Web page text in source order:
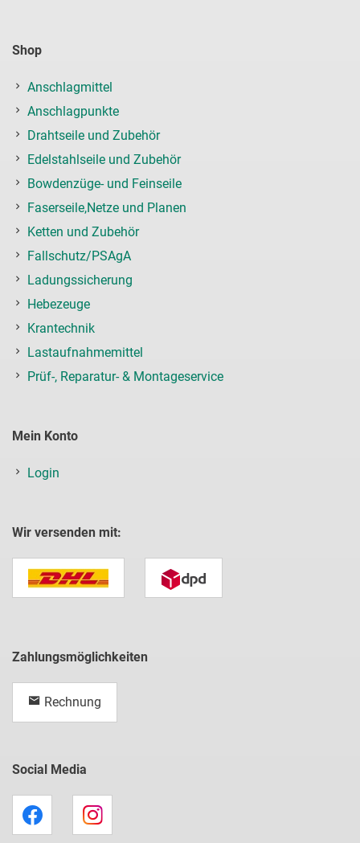
Shop
Anschlagmittel
Anschlagpunkte
Drahtseile und Zubehör
Edelstahlseile und Zubehör
Bowdenzüge- und Feinseile
Faserseile,Netze und Planen
Ketten und Zubehör
Fallschutz/PSAgA
Ladungssicherung
Hebezeuge
Krantechnik
Lastaufnahmemittel
Prüf-, Reparatur- & Montageservice
Mein Konto
Login
Wir versenden mit:
Zahlungsmöglichkeiten
Rechnung
Social Media